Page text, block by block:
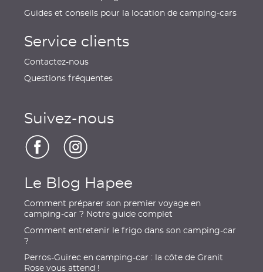
Guides et conseils pour la location de camping-cars
Service clients
Contactez-nous
Questions fréquentes
Suivez-nous
Le Blog Hapee
Comment préparer son premier voyage en
camping-car ? Notre guide complet
Comment entretenir le frigo dans son camping-car
?
Perros-Guirec en camping-car : la côte de Granit
Rose vous attend !